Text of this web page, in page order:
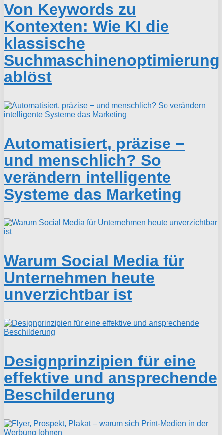
Von Keywords zu
Kontexten: Wie KI die
klassische
Suchmaschinenoptimierung
ablöst
Automatisiert, präzise −
und menschlich? So
verändern intelligente
Systeme das Marketing
Warum Social Media für
Unternehmen heute
unverzichtbar ist
Designprinzipien für eine
effektive und ansprechende
Beschilderung